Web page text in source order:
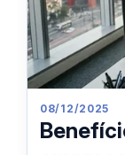
08/12/2025